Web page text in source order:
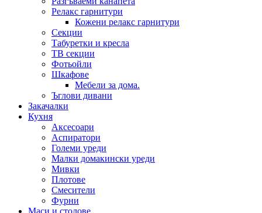
Релакс гарнитури
Кожени релакс гарнитури
Секции
Табуретки и кресла
ТВ секции
Фотьойли
Шкафове
Мебели за дома.
Ъглови дивани
Закачалки
Кухня
Аксесоари
Аспиратори
Големи уреди
Малки домакински уреди
Мивки
Плотове
Смесители
Фурни
Маси и столове